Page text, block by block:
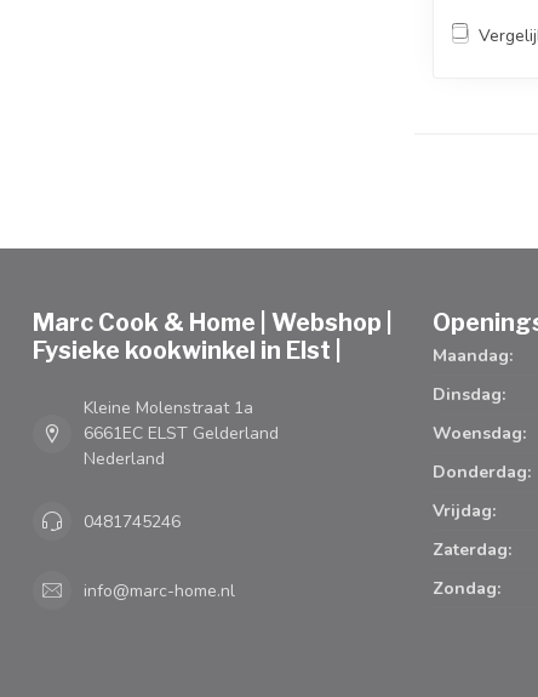
Marc Cook & Home | Webshop |
Fysieke kookwinkel in Elst |
Kleine Molenstraat 1a
6661EC ELST Gelderland
Nederland
0481745246
info@marc-home.nl
Maandag:
Dinsdag:
Woensdag:
Donderdag:
Vrijdag:
Zaterdag:
Zondag: